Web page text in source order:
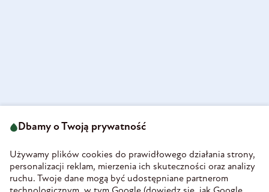
58-160 Świebodzice
REGON 890213034
INFORMACJE
Dbamy o Twoją prywatność
Używamy plików cookies do prawidłowego działania strony,
personalizacji reklam, mierzenia ich skuteczności oraz analizy
ruchu. Twoje dane mogą być udostępniane partnerom